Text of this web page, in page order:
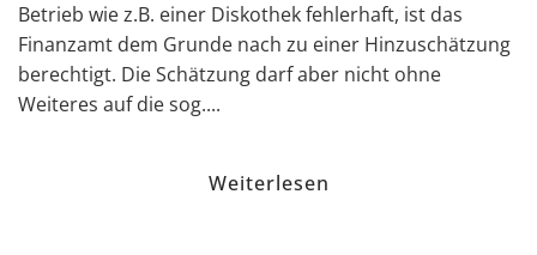
Betrieb wie z.B. einer Diskothek fehlerhaft, ist das
Finanzamt dem Grunde nach zu einer Hinzuschätzung
berechtigt. Die Schätzung darf aber nicht ohne
Weiteres auf die sog....
Weiterlesen